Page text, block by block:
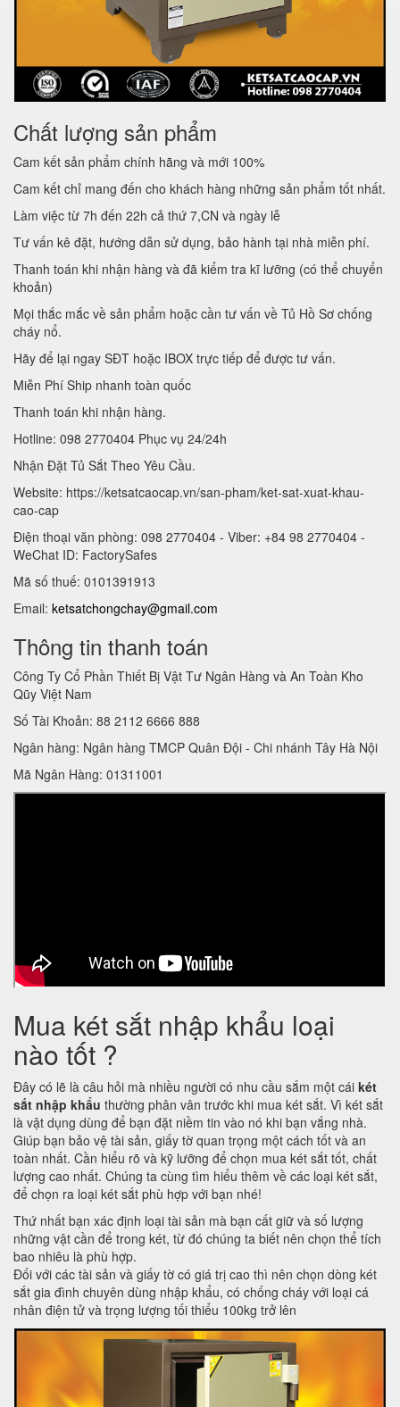
Chất lượng sản phẩm
Cam kết sản phẩm chính hãng và mới 100%
Cam kết chỉ mang đến cho khách hàng những sản phẩm tốt nhất.
Làm việc từ 7h đến 22h cả thứ 7,CN và ngày lễ
Tư vấn kê đặt, hướng dẫn sử dụng, bảo hành tại nhà miễn phí.
Thanh toán khi nhận hàng và đã kiểm tra kĩ lưỡng (có thể chuyển
khoản)
Mọi thắc mắc về sản phẩm hoặc cần tư vấn về Tủ Hồ Sơ chống
cháy nổ.
Hãy để lại ngay SĐT hoặc IBOX trực tiếp để được tư vấn.
Miễn Phí Ship nhanh toàn quốc
Thanh toán khi nhận hàng.
Hotline: 098 2770404 Phục vụ 24/24h
Nhận Đặt Tủ Sắt Theo Yêu Cầu.
Website: https://ketsatcaocap.vn/san-pham/ket-sat-xuat-khau-
cao-cap
Điện thoại văn phòng: 098 2770404 - Viber: +84 98 2770404 -
WeChat ID: FactorySafes
Mã số thuế: 0101391913
Email: ketsatchongchay@gmail.com
Thông tin thanh toán
Công Ty Cổ Phần Thiết Bị Vật Tư Ngân Hàng và An Toàn Kho
Qũy Việt Nam
Số Tài Khoản: 88 2112 6666 888
Ngân hàng: Ngân hàng TMCP Quân Đội - Chi nhánh Tây Hà Nội
Mã Ngân Hàng: 01311001
Mua két sắt nhập khẩu loại
nào tốt ?
Đây có lẽ là câu hỏi mà nhiều người có nhu cầu sắm một cái két
sắt nhập khẩu thường phân vân trước khi mua két sắt. Vì két sắt
là vật dụng dùng để bạn đặt niềm tin vào nó khi bạn vắng nhà.
Giúp bạn bảo vệ tài sản, giấy tờ quan trọng một cách tốt và an
toàn nhất. Cần hiểu rõ và kỹ lưỡng để chọn mua két sắt tốt, chất
lượng cao nhất. Chúng ta cùng tìm hiểu thêm về các loại két sắt,
để chọn ra loại két sắt phù hợp với bạn nhé!
Thứ nhất bạn xác định loại tài sản mà bạn cất giữ và số lượng
những vật cần để trong két, từ đó chúng ta biết nên chọn thể tích
bao nhiêu là phù hợp.
Đối với các tài sản và giấy tờ có giá trị cao thì nên chọn dòng két
sắt gia đình chuyên dùng nhập khẩu, có chống cháy với loại cá
nhân điện tử và trọng lượng tối thiểu 100kg trở lên